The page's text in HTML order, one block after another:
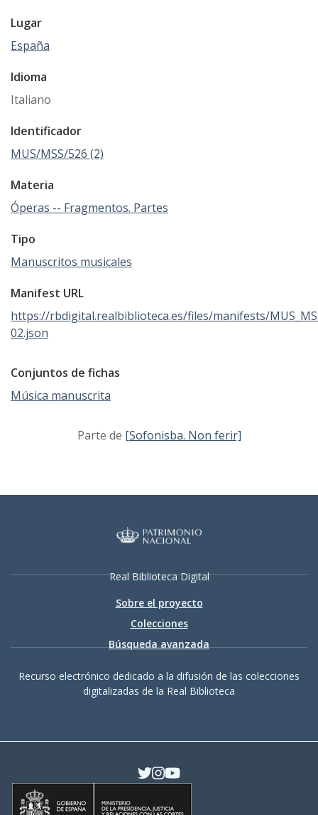
Lugar
España
Idioma
Italiano
Identificador
MUS/MSS/526 (2)
Materia
Óperas -- Fragmentos. Partes
Tipo
Manuscritos musicales
Manifest URL
https://rbdigital.realbiblioteca.es/files/manifests/
02.json
Conjuntos de fichas
Música manuscrita
Parte de [Sofonisba. Non ferir]
Real Biblioteca Digital
Sobre el proyecto
Colecciones
Búsqueda avanzada
Recurso electrónico dedicado a la difusión de las colecciones
digitalizadas de la Real Biblioteca